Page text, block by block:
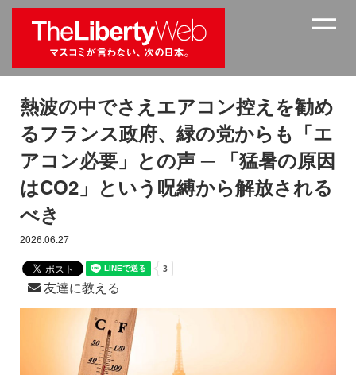
熱波の中でさえエアコン控えを勧め
るフランス政府、緑の党からも「エ
アコン必要」との声 ─ 「猛暑の原因
はCO2」という呪縛から解放される
べき
2026.06.27
友達に教える